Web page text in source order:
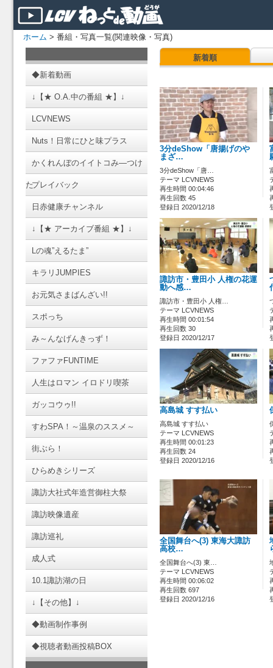
ホーム > 番組・写真一覧(関連映像・写真)
◆新着動画
↓【★ O.A.中の番組 ★】↓
LCVNEWS
Nuts！日常にひと味プラス
かくれんぼのイイトコみ―つけ
たプレイバック
日赤健康チャンネル
↓【★ アーカイブ番組 ★】↓
Lの魂”えるたま”
キラリJUMPIES
お元気さまばんざい!!
スポっち
み～んなげんきっず！
ファファFUNTIME
人生はロマン イロドリ喫茶
ガッコウゥ!!
すわSPA！～温泉のススメ～
街ぶら！
ひらめきシリーズ
諏訪大社式年造営御柱大祭
諏訪映像遺産
諏訪巡礼
成人式
10.1諏訪湖の日
↓【その他】↓
◆動画制作事例
◆視聴者動画投稿BOX
新着順
3分deShow「唐揚げのや
まざ…
3分deShow「唐…
テーマ LCVNEWS
再生時間 00:04:46
再生回数 45
登録日 2020/12/18
諏訪市・豊田小 人権の花運
動へ感…
諏訪市・豊田小 人権…
テーマ LCVNEWS
再生時間 00:01:54
再生回数 30
登録日 2020/12/17
高島城 すす払い
高島城 すす払い
テーマ LCVNEWS
再生時間 00:01:23
再生回数 24
登録日 2020/12/16
全国舞台へ(3) 東海大諏訪
高校…
全国舞台へ(3) 東…
テーマ LCVNEWS
再生時間 00:06:02
再生回数 697
登録日 2020/12/16